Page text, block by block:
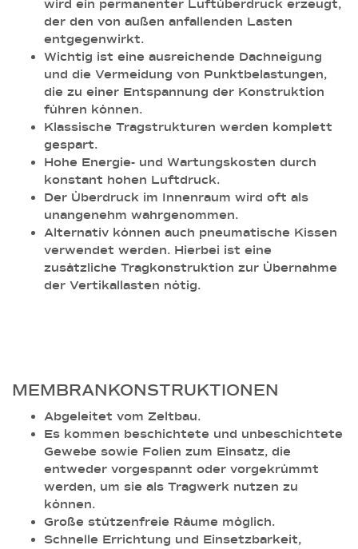
wird ein permanenter Luftüberdruck erzeugt,
der den von außen anfallenden Lasten
entgegenwirkt.
Wichtig ist eine ausreichende Dachneigung
und die Vermeidung von Punktbelastungen,
die zu einer Entspannung der Konstruktion
führen können.
Klassische Tragstrukturen werden komplett
gespart.
Hohe Energie- und Wartungskosten durch
konstant hohen Luftdruck.
Der Überdruck im Innenraum wird oft als
unangenehm wahrgenommen.
Alternativ können auch pneumatische Kissen
verwendet werden. Hierbei ist eine
zusätzliche Tragkonstruktion zur Übernahme
der Vertikallasten nötig.
MEMBRANKONSTRUKTIONEN
Abgeleitet vom Zeltbau.
Es kommen beschichtete und unbeschichtete
Gewebe sowie Folien zum Einsatz, die
entweder vorgespannt oder vorgekrümmt
werden, um sie als Tragwerk nutzen zu
können.
Große stützenfreie Räume möglich.
Schnelle Errichtung und Einsetzbarkeit,